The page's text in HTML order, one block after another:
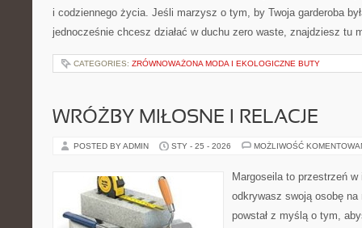
i codziennego życia. Jeśli marzysz o tym, by Twoja garderoba
jednocześnie chcesz działać w duchu zero waste, znajdziesz tu
CATEGORIES: ZRÓWNOWAŻONA MODA I EKOLOGICZNE BUTY
WRÓŻBY MIŁOSNE I RELACJE
POSTED BY ADMIN STY - 25 - 2026 MOŻLIWOŚĆ
Margoseila to przestrzeń
odkrywasz swoją osobę
powstał z myślą o tym,